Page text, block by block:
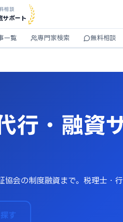
相談
サポート
一覧 専門家検索 無料相談
行・融資
会の制度融資まで。税理士・
す